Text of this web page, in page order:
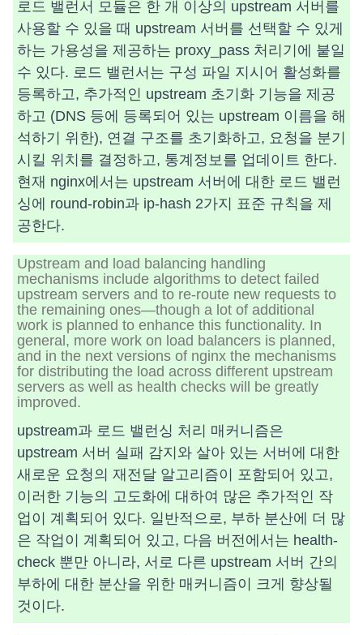
로드 밸런서 모듈은 한 개 이상의 upstream 서버를
사용할 수 있을 때 upstream 서버를 선택할 수 있게
하는 가용성을 제공하는 proxy_pass 처리기에 붙일
수 있다. 로드 밸런서는 구성 파일 지시어 활성화를
등록하고, 추가적인 upstream 초기화 기능을 제공
하고 (DNS 등에 등록되어 있는 upstream 이름을 해
석하기 위한), 연결 구조를 초기화하고, 요청을 분기
시킬 위치를 결정하고, 통계정보를 업데이트 한다.
현재 nginx에서는 upstream 서버에 대한 로드 밸런
싱에 round-robin과 ip-hash 2가지 표준 규칙을 제
공한다.
Upstream and load balancing handling
mechanisms include algorithms to detect failed
upstream servers and to re-route new requests to
the remaining ones—though a lot of additional
work is planned to enhance this functionality. In
general, more work on load balancers is planned,
and in the next versions of nginx the mechanisms
for distributing the load across different upstream
servers as well as health checks will be greatly
improved.
upstream과 로드 밸런싱 처리 매커니즘은
upstream 서버 실패 감지와 살아 있는 서버에 대한
새로운 요청의 재전달 알고리즘이 포함되어 있고,
이러한 기능의 고도화에 대하여 많은 추가적인 작
업이 계획되어 있다. 일반적으로, 부하 분산에 더 많
은 작업이 계획되어 있고, 다음 버전에서는 health-
check 뿐만 아니라, 서로 다른 upstream 서버 간의
부하에 대한 분산을 위한 매커니즘이 크게 향상될
것이다.